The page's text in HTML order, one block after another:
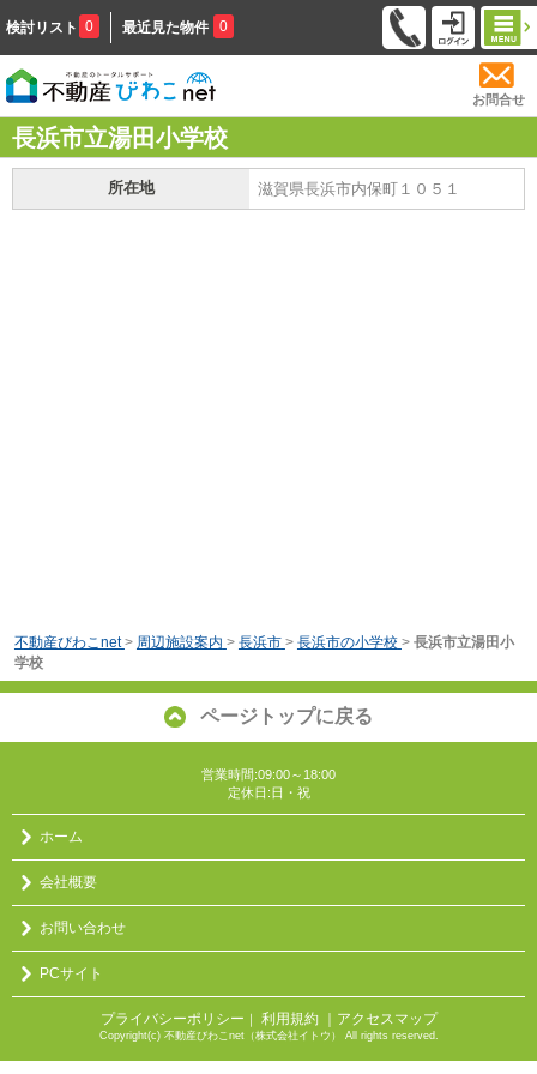
検討リスト 0 最近見た物件 0
お問合せ
長浜市立湯田小学校
所在地 滋賀県長浜市内保町１０５１
不動産びわこnet > 周辺施設案内 > 長浜市 > 長浜市の小学校 > 長浜市立湯田小
学校
ページトップに戻る
営業時間:09:00～18:00
定休日:日・祝
ホーム
会社概要
お問い合わせ
PCサイト
プライバシーポリシー ｜ 利用規約 ｜アクセスマップ
Copyright(c) 不動産びわこnet（株式会社イトウ） All rights reserved.